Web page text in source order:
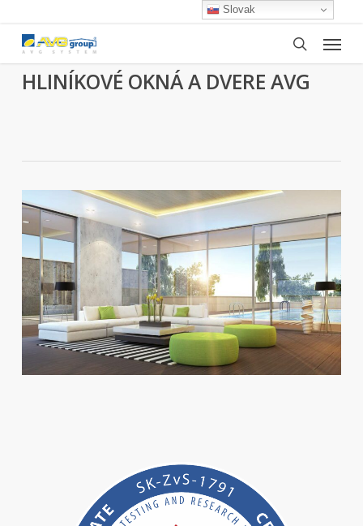
main
content
search
Menu
HLINÍKOVÉ OKNÁ A DVERE AVG
Slovak